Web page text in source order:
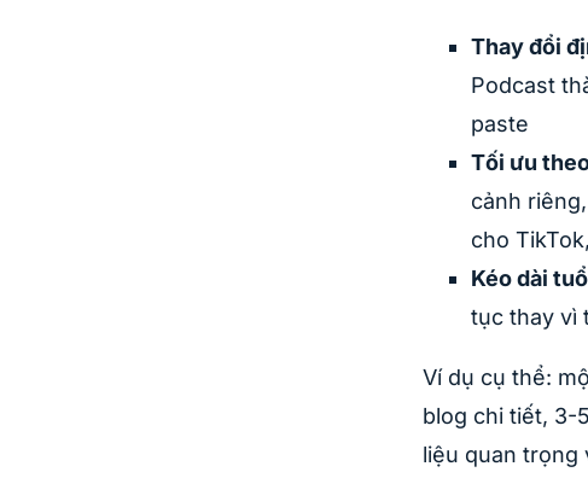
Thay đổi
Podcast
paste
Tối ưu
cảnh
cho
Kéo dài
tục thay vì
Ví dụ cụ thể:
blog chi tiết, 3-
liệu quan trọng